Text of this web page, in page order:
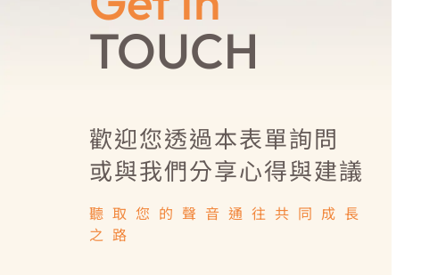
TOUCH
歡迎您透過本表單詢問
或與我們分享心得與建議
聽取您的聲音通往共同成長
之路